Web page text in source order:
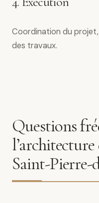
Coordination du
des travaux.
Questions
Saint-Pierre-